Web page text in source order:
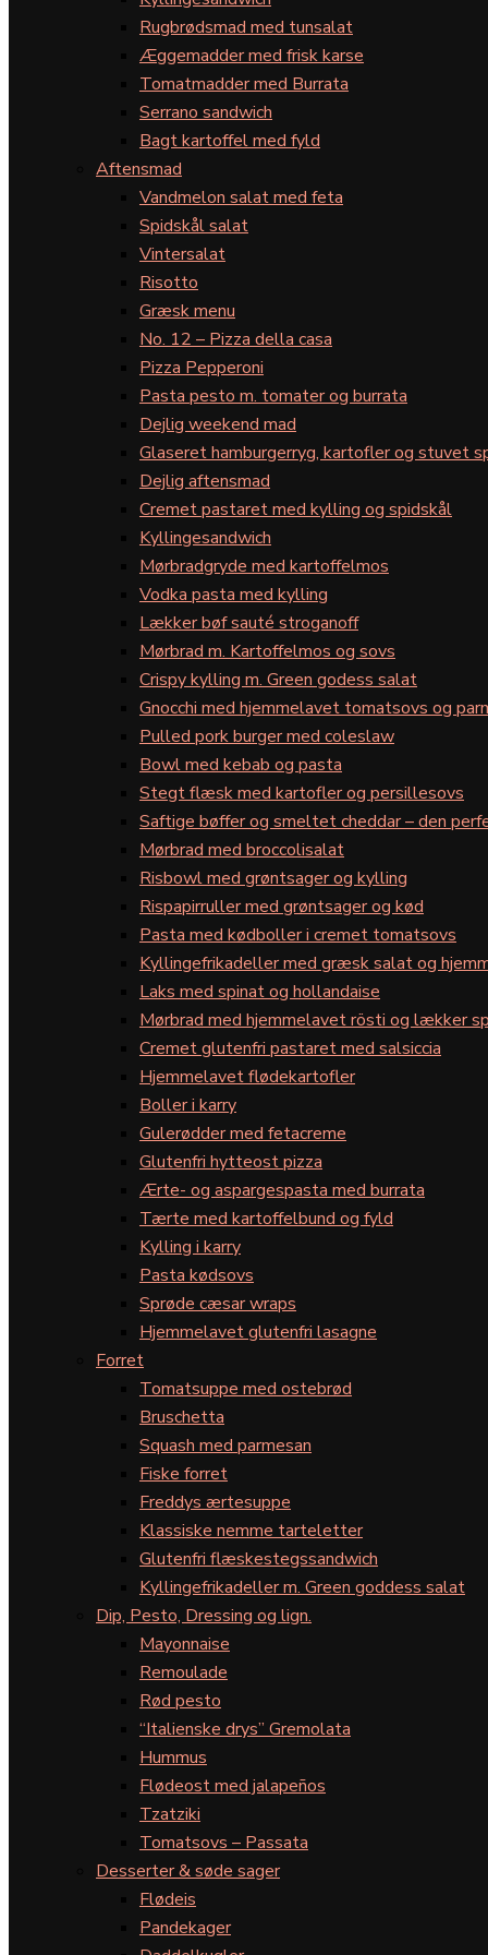
Rugbrødsmad med tunsalat
Æggemadder med frisk karse
Tomatmadder med Burrata
Serrano sandwich
Bagt kartoffel med fyld
Aftensmad
Vandmelon salat med feta
Spidskål salat
Vintersalat
Risotto
Græsk menu
No. 12 – Pizza della casa
Pizza Pepperoni
Pasta pesto m. tomater og burrata
Dejlig weekend mad
Glaseret hamburgerryg, kartofler og stuvet
Dejlig aftensmad
Cremet pastaret med kylling og spidskål
Kyllingesandwich
Mørbradgryde med kartoffelmos
Vodka pasta med kylling
Lækker bøf sauté stroganoff
Mørbrad m. Kartoffelmos og sovs
Crispy kylling m. Green godess salat
Gnocchi med hjemmelavet tomatsovs og
Pulled pork burger med coleslaw
Bowl med kebab og pasta
Stegt flæsk med kartofler og persillesovs
Saftige bøffer og smeltet cheddar – den
Mørbrad med broccolisalat
Risbowl med grøntsager og kylling
Rispapirruller med grøntsager og kød
Pasta med kødboller i cremet tomatsovs
Kyllingefrikadeller med græsk salat og
Laks med spinat og hollandaise
Mørbrad med hjemmelavet rösti og lækker
Cremet glutenfri pastaret med salsiccia
Hjemmelavet flødekartofler
Boller i karry
Gulerødder med fetacreme
Glutenfri hytteost pizza
Ærte- og aspargespasta med burrata
Tærte med kartoffelbund og fyld
Kylling i karry
Pasta kødsovs
Sprøde cæsar wraps
Hjemmelavet glutenfri lasagne
Forret
Tomatsuppe med ostebrød
Bruschetta
Squash med parmesan
Fiske forret
Freddys ærtesuppe
Klassiske nemme tarteletter
Glutenfri flæskestegssandwich
Kyllingefrikadeller m. Green goddess salat
Dip, Pesto, Dressing og lign.
Mayonnaise
Remoulade
Rød pesto
“Italienske drys” Gremolata
Hummus
Flødeost med jalapeños
Tzatziki
Tomatsovs – Passata
Desserter & søde sager
Flødeis
Pandekager